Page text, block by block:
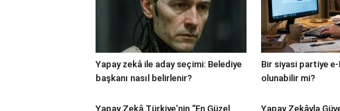
Yapay zekâ ile aday seçimi: Belediye
başkanı nasıl belirlenir?
Bir siyasi partiye
olunabilir mi?
Yapay Zekâ Türkiye’nin “En Güzel Yapay Zekâyla